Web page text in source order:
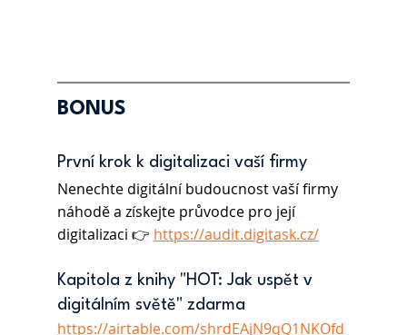
BONUS
První krok k digitalizaci vaší firmy
Nenechte digitální budoucnost vaší firmy
náhodě a získejte průvodce pro její
digitalizaci 👉 https://audit.digitask.cz/
Kapitola z knihy "HOT: Jak uspět v
digitálním světě" zdarma
https://airtable.com/shrdEAjN9qQ1NKOfd